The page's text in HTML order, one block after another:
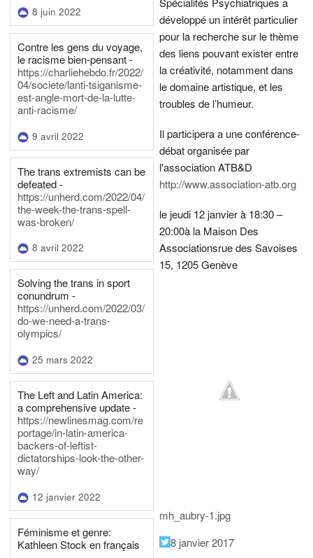
8 juin 2022
Contre les gens du voyage,
le racisme bien-pensant -
https://charliehebdo.fr/2022/
04/societe/lanti-tsiganisme-
est-angle-mort-de-la-lutte-
anti-racisme/
9 avril 2022
The trans extremists can be
defeated -
https://unherd.com/2022/04/
the-week-the-trans-spell-
was-broken/
8 avril 2022
Solving the trans in sport
conundrum -
https://unherd.com/2022/03/
do-we-need-a-trans-
olympics/
25 mars 2022
The Left and Latin America:
a comprehensive update -
https://newlinesmag.com/re
portage/in-latin-america-
backers-of-leftist-
dictatorships-look-the-other-
way/
12 janvier 2022
Féminisme et genre:
Kathleen Stock en français
développé un intérêt particulier
pour la recherche sur le thème
des liens pouvant exister entre
la créativité, notamment dans
le domaine artistique, et les
troubles de l’humeur.
Il participera a une conférence-
débat organisée par
l'association ATB&D
http://www.association-atb.org
le jeudi 12 janvier à 18:30 –
20:00à la Maison Des
Associationsrue des Savoises
15, 1205 Genève
mh_aubry-1.jpg
8 janvier 2017